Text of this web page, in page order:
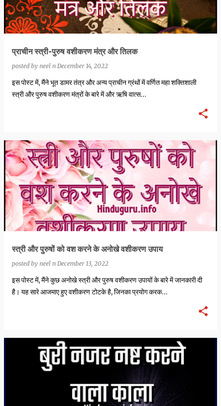
प्राचीन स्त्री-पुरुष वशीकरण मंत्र और तिलक
posted by neel n December 14, 2022
इस पोस्ट में, मैंने भूत डामर तंत्र और अन्य प्राचीन ग्रंथों में वर्णित महा शक्तिशाली
स्त्री और पुरुष वशीकरण मंत्रों के बारे में और ऋषि वात्स…
स्त्री और पुरुषों को वश करने के अनोखे वशीकरण उपाय
posted by neel n December 13, 2022
इस पोस्ट में, मैंने कुछ अनोखे स्त्री और पुरुष वशीकरण उपायों के बारे में जानकारी दी
है। यह सारे आजमाए हुए वशीकरण टोटके है, जिनका प्रयोग करक…